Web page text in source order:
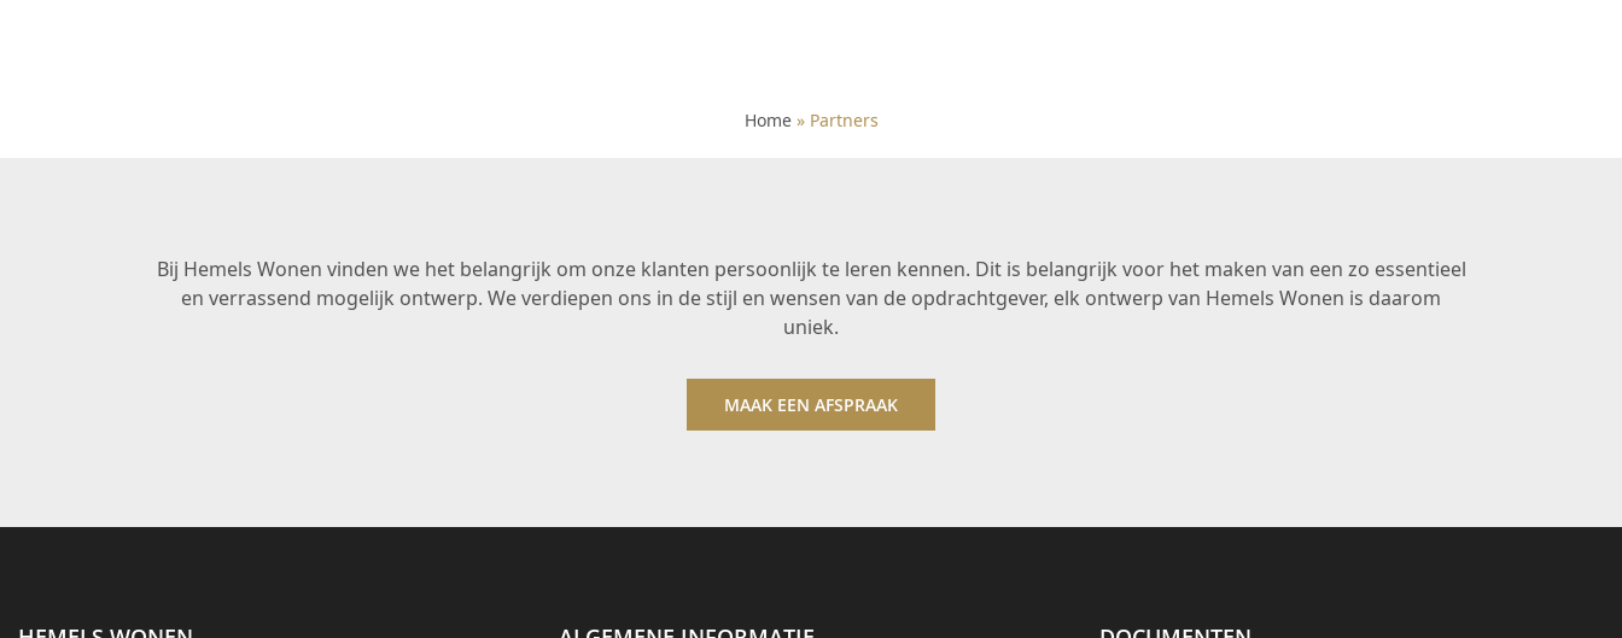
Home» Partners
Bij Hemels Wonen vinden we het belangrijk om onze klanten persoonlijk te leren kennen. Dit is belangrijk voor het maken van een zo essentieel
en verrassend mogelijk ontwerp. We verdiepen ons in de stijl en wensen van de opdrachtgever, elk ontwerp van Hemels Wonen is daarom
uniek.
MAAK EEN AFSPRAAK